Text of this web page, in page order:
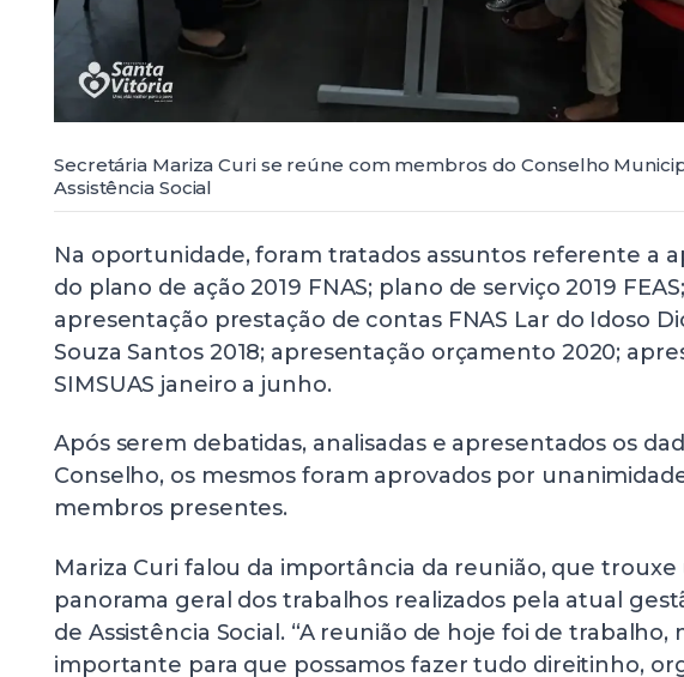
Secretária Mariza Curi se reúne com membros do Conselho
Assistência Social
Na oportunidade, foram tratados assuntos referente a
do plano de ação 2019 FNAS; plano de serviço 2019 FEAS;
apresentação prestação de contas FNAS Lar do Idoso
Souza Santos 2018; apresentação orçamento 2020;
SIMSUAS janeiro a junho.
Após serem debatidas, analisadas e apresentados os
Conselho, os mesmos foram aprovados por
membros presentes.
Mariza Curi falou da importância da reunião, que trouxe
panorama geral dos trabalhos realizados pela atual
de Assistência Social. “A reunião de hoje foi de trabalho,
importante para que possamos fazer tudo direitinho,